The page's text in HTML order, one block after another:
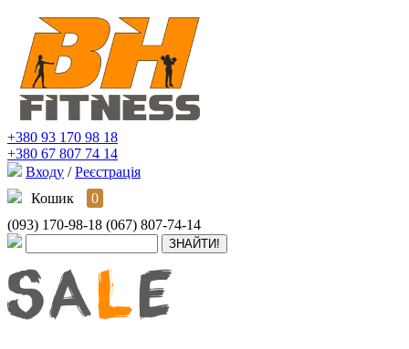
+380 93 170 98 18
+380 67 807 74 14
Входу / Реєстрація
Кошик
0
(093) 170-98-18 (067) 807-74-14